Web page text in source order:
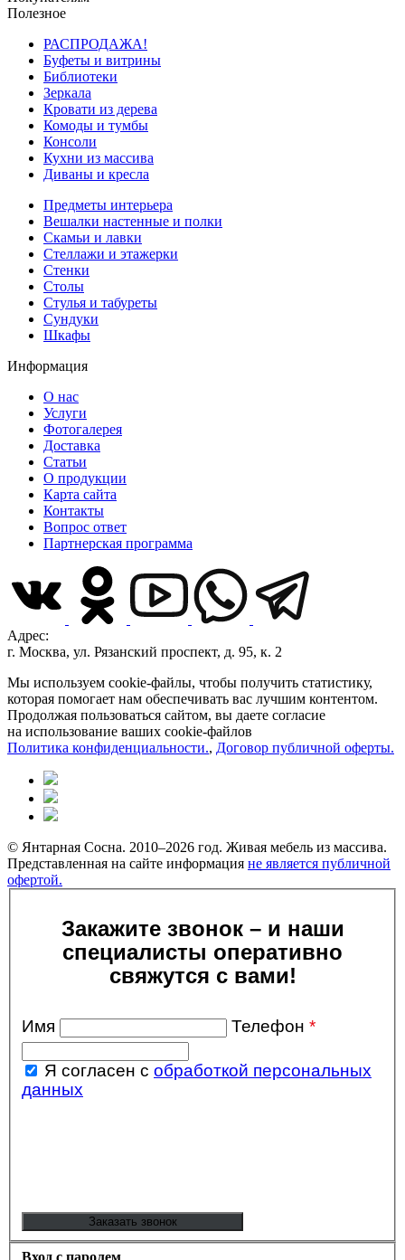
Полезное
РАСПРОДАЖА!
Буфеты и витрины
Библиотеки
Зеркала
Кровати из дерева
Комоды и тумбы
Консоли
Кухни из массива
Диваны и кресла
Предметы интерьера
Вешалки настенные и полки
Скамьи и лавки
Стеллажи и этажерки
Стенки
Столы
Стулья и табуреты
Сундуки
Шкафы
Информация
О нас
Услуги
Фотогалерея
Доставка
Статьи
О продукции
Карта сайта
Контакты
Вопрос ответ
Партнерская программа
Адрес:
г. Москва, ул. Рязанский проспект, д. 95, к. 2
Мы используем cookie-файлы, чтобы получить статистику,
которая помогает нам обеспечивать вас лучшим контентом.
Продолжая пользоваться сайтом, вы даете согласие
на использование ваших cookie-файлов
Политика конфиденциальности., Договор публичной оферты.
© Янтарная Сосна. 2010–2026 год. Живая мебель из массива.
Представленная на сайте информация не является публичной
офертой.
Закажите звонок – и наши
специалисты оперативно
свяжутся с вами!
Имя Телефон *
Я согласен с обработкой персональных
данных
Вход с паролем